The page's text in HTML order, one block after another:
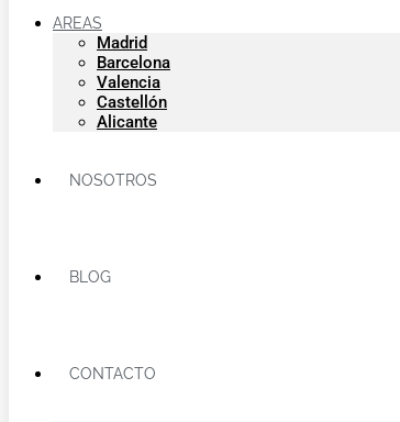
AREAS
Madrid
Barcelona
Valencia
Castellón
Alicante
NOSOTROS
BLOG
CONTACTO